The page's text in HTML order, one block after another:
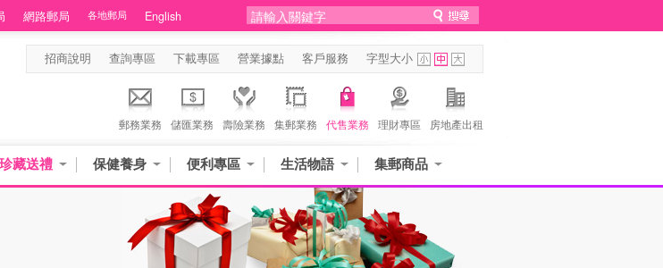
網路郵局 各地郵局 English
招商說明 查詢專區 下載專區 營業據點 客戶服務 字型大小
郵務業務 儲匯業務 壽險業務 集郵業務 代售業務 理財專區 房地產出租
珍藏送禮 保健養身 便利專區 生活物語 集郵商品